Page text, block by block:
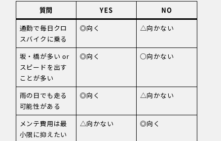
質問 YES
NO
通勤で毎日クロ
スバイクに乗る
◎向く △向かない
坂・橋が多い or
スピードを出す
ことが多い
◎向く ○向かない
雨の日でも走る
可能性がある
◎向く △向かない
メンテ費用は最
小限に抑えたい
△向かない ◎向く